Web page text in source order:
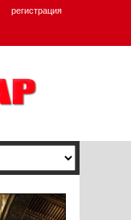
регистрация